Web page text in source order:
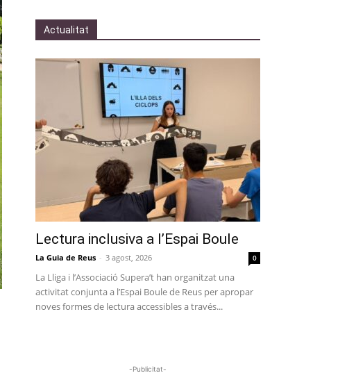
Actualitat
Lectura inclusiva a l’Espai Boule
La Guia de Reus - 3 agost, 2026 0
La Lliga i l’Associació Supera’t han organitzat una
activitat conjunta a l’Espai Boule de Reus per apropar
noves formes de lectura accessibles a través...
-Publicitat-